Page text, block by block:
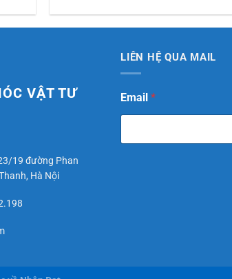
VẬT TƯ
19 đường Phan
Hà Nội
LIÊN HỆ QUA MAIL
*Email *